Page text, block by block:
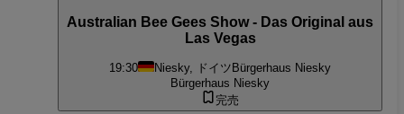
Australian Bee Gees Show - Das Original aus
Las Vegas
19:30 Niesky, ドイツ Bürgerhaus Niesky
Bürgerhaus Niesky
完売